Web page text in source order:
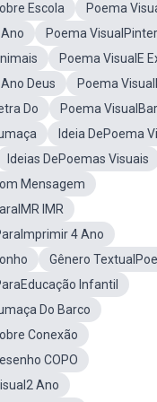
Escola
Poema
Poema
Poema VisualE
Deus
Poema
Do
Poema
Ideia DePoema
Ideias DePoemas Visuais
Mensagem
IMR
4 Ano
Gênero
Infantil
Do Barco
Conexão
COPO
Ano